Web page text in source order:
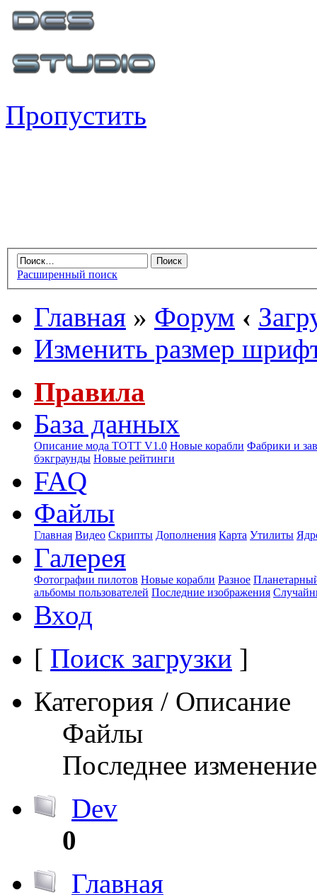
Пропустить
Расширенный поиск
Главная » Форум ‹
Изменить размер
Правила
База данных
Описание мода ТОТТ V1.0 Новые корабли Фабрики и
бэкграунды Новые рейтинги
FAQ
Файлы
Главная Видео Скрипты Дополнения Карта Утилиты
Галерея
Фотографии пилотов Новые корабли Разное
альбомы пользователей Последние изображения
Вход
[ Поиск загрузки ]
Категория / Описание
Файлы
Последнее изменение
Dev
0
Главная